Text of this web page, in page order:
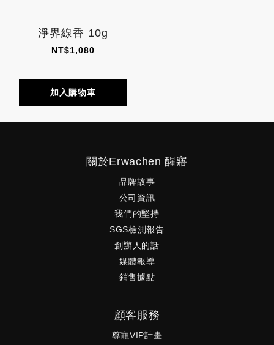
淨界線香 10g
NT$1,080
加入購物車
關於Erwachen 醒寤
品牌故事
公司資訊
我們的堅持
SGS檢測報告
創辦人的話
媒體報導
銷售據點
顧客服務
尊寵VIP計畫